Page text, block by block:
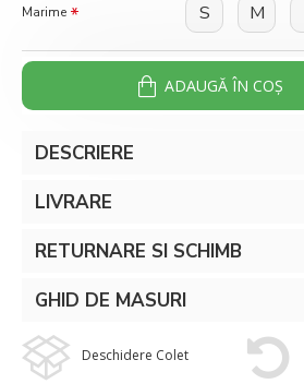
Marime S M
ADAUGĂ ÎN COŞ
DESCRIERE
LIVRARE
RETURNARE SI SCHIMB
GHID DE MASURI
Deschidere Colet